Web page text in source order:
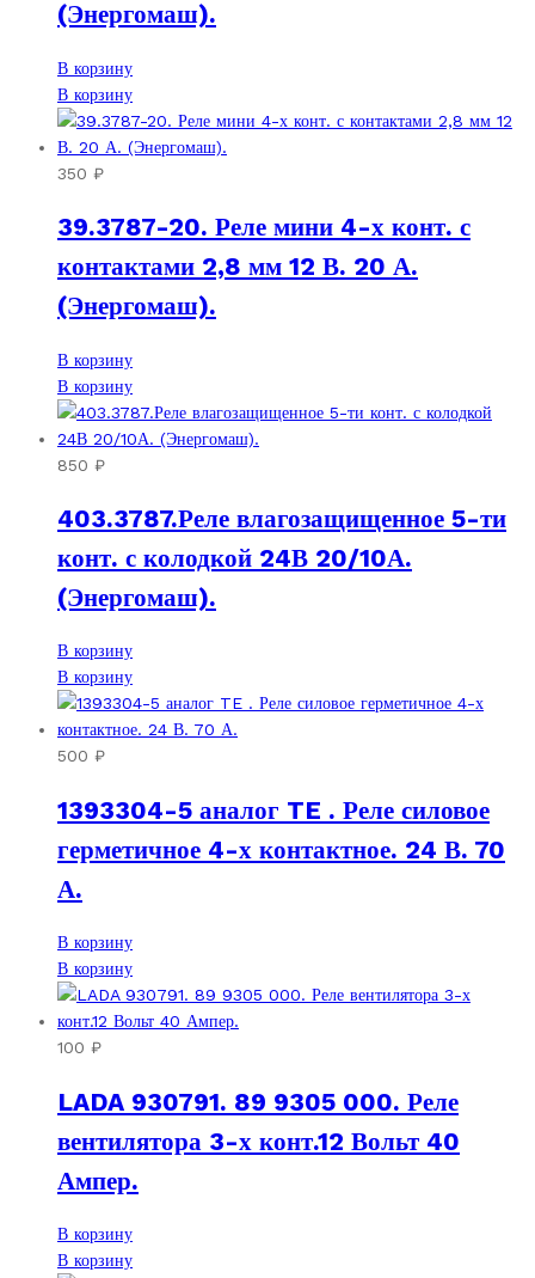
(Энергомаш).
В корзину
В корзину
350 ₽
39.3787-20. Реле мини 4-х конт. с
контактами 2,8 мм 12 В. 20 А.
(Энергомаш).
В корзину
В корзину
850 ₽
403.3787.Реле влагозащищенное 5-ти
конт. с колодкой 24В 20/10А.
(Энергомаш).
В корзину
В корзину
500 ₽
1393304-5 аналог TE . Реле силовое
герметичное 4-х контактное. 24 В. 70
А.
В корзину
В корзину
100 ₽
LADA 930791. 89 9305 000. Реле
вентилятора 3-х конт.12 Вольт 40
Ампер.
В корзину
В корзину